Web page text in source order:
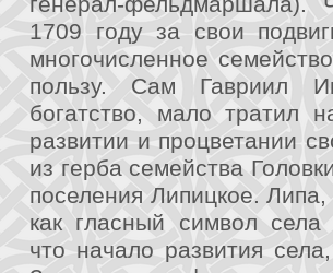
1709 году за свои
многочисленное
пользу. Сам Гавриил
богатство, мало тратил
развитии и процветании
из герба семейства
поселения Липицкое.
как гласный символ села
что начало развития